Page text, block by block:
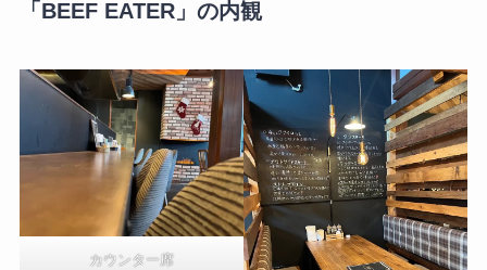
「BEEF EATER」の内観
カウンター席